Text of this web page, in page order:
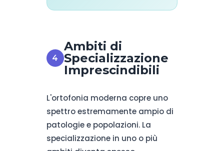
Ambiti di
Specializzazione
Imprescindibili
L'ortofonia moderna copre uno
spettro estremamente ampio di
patologie e popolazioni. La
specializzazione in uno o più